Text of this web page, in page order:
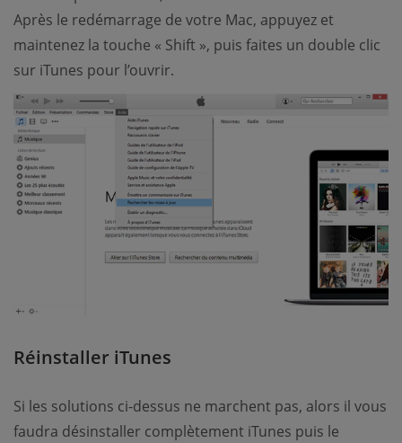
Après le redémarrage de votre Mac, appuyez et
maintenez la touche « Shift », puis faites un double clic
sur iTunes pour l’ouvrir.
Réinstaller iTunes
Si les solutions ci-dessus ne marchent pas, alors il vous
faudra désinstaller complètement iTunes puis le